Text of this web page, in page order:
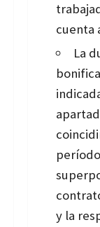
cuenta
La
y la